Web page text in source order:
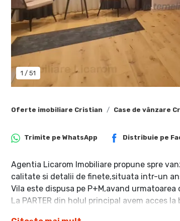
1 / 51
Oferte imobiliare Cristian Case de vânzare
Trimite pe WhatsApp Distribuie pe
Agentia Licarom Imobiliare propune spre
calitate si detalii de finete,situata intr-un
Vila este dispusa pe P+M,avand urmatoarea
La PARTER din holul principal avem acces